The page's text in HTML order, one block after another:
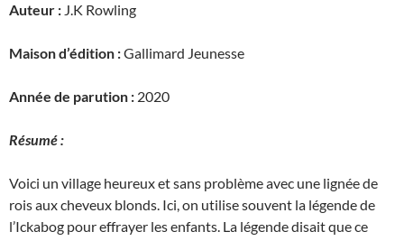
Auteur : J.K Rowling
Maison d’édition :Gallimard Jeunesse
Année de parution : 2020
Résumé :
Voici un village heureux et sans problème avec une lignée de
rois aux cheveux blonds. Ici, on utilise souvent la légende de
l’Ickabog pour effrayer les enfants. La légende disait que ce